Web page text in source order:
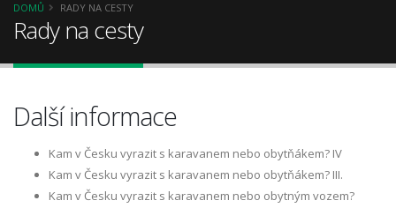
DOMŮ RADY NA CESTY
Rady na cesty
Další informace
Kam v Česku vyrazit s karavanem nebo obytňákem? IV
Kam v Česku vyrazit s karavanem nebo obytňákem? III.
Kam v Česku vyrazit s karavanem nebo obytným vozem?